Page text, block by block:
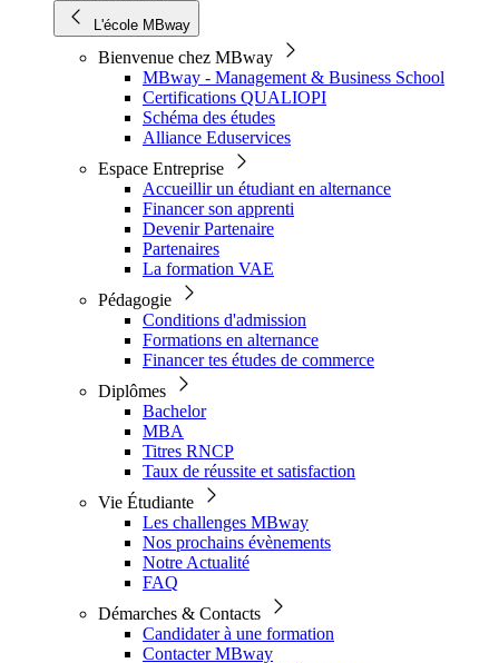
L'école MBway
Bienvenue chez MBway
MBway - Management & Business School
Certifications QUALIOPI
Schéma des études
Alliance Eduservices
Espace Entreprise
Accueillir un étudiant en alternance
Financer son apprenti
Devenir Partenaire
Partenaires
La formation VAE
Pédagogie
Conditions d'admission
Formations en alternance
Financer tes études de commerce
Diplômes
Bachelor
MBA
Titres RNCP
Taux de réussite et satisfaction
Vie Étudiante
Les challenges MBway
Nos prochains évènements
Notre Actualité
FAQ
Démarches & Contacts
Candidater à une formation
Contacter MBway